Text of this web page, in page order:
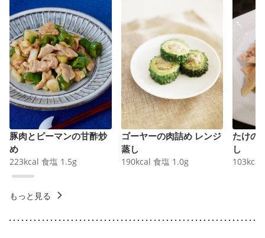
豚肉とピーマンの甘酢炒
め
223kcal 食塩 1.5g
ゴーヤーの肉詰め レンジ
蒸し
190kcal 食塩 1.0g
たけの
し
103kcal
もっと見る